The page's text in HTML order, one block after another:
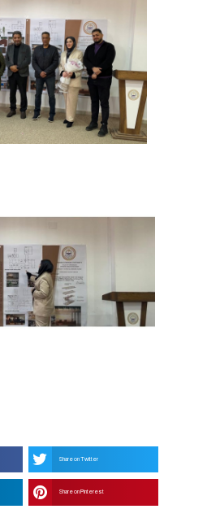
Share on Twitter
Share on Pinterest